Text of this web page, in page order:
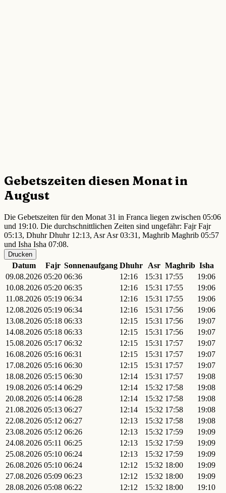
Gebetszeiten diesen Monat in
August
Die Gebetszeiten für den Monat 31 in Franca liegen zwischen 05:06
und 19:10. Die durchschnittlichen Zeiten sind ungefähr: Fajr Fajr
05:13, Dhuhr Dhuhr 12:13, Asr Asr 03:31, Maghrib Maghrib 05:57
und Isha Isha 07:08.
Drucken
Datum Fajr Sonnenaufgang Dhuhr Asr Maghrib Isha
09.08.2026 05:20 06:36 12:16 15:31 17:55
19:06
10.08.2026 05:20 06:35 12:16 15:31 17:55
19:06
11.08.2026 05:19 06:34 12:16 15:31 17:55
19:06
12.08.2026 05:19 06:34 12:16 15:31 17:56
19:06
13.08.2026 05:18 06:33 12:15 15:31 17:56
19:07
14.08.2026 05:18 06:33 12:15 15:31 17:56
19:07
15.08.2026 05:17 06:32 12:15 15:31 17:57
19:07
16.08.2026 05:16 06:31 12:15 15:31 17:57
19:07
17.08.2026 05:16 06:30 12:15 15:31 17:57
19:07
18.08.2026 05:15 06:30 12:14 15:31 17:57
19:08
19.08.2026 05:14 06:29 12:14 15:32 17:58
19:08
20.08.2026 05:14 06:28 12:14 15:32 17:58
19:08
21.08.2026 05:13 06:27 12:14 15:32 17:58
19:08
22.08.2026 05:12 06:27 12:13 15:32 17:58
19:08
23.08.2026 05:12 06:26 12:13 15:32 17:59
19:09
24.08.2026 05:11 06:25 12:13 15:32 17:59
19:09
25.08.2026 05:10 06:24 12:13 15:32 17:59
19:09
26.08.2026 05:10 06:24 12:12 15:32 18:00
19:09
27.08.2026 05:09 06:23 12:12 15:32 18:00
19:09
28.08.2026 05:08 06:22 12:12 15:32 18:00
19:10